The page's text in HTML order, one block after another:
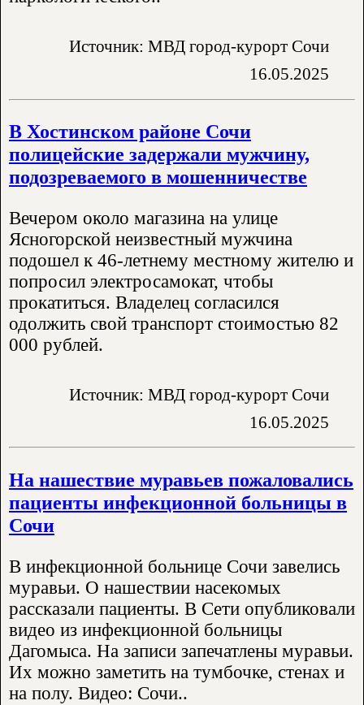
Источник: МВД город-курорт Сочи
16.05.2025
В Хостинском районе Сочи
полицейские задержали мужчину,
подозреваемого в мошенничестве
Вечером около магазина на улице
Ясногорской неизвестный мужчина
подошел к 46-летнему местному жителю и
попросил электросамокат, чтобы
прокатиться. Владелец согласился
одолжить свой транспорт стоимостью 82
000 рублей.
Источник: МВД город-курорт Сочи
16.05.2025
На нашествие муравьев пожаловались
пациенты инфекционной больницы в
Сочи
В инфекционной больнице Сочи завелись
муравьи. О нашествии насекомых
рассказали пациенты. В Сети опубликовали
видео из инфекционной больницы
Дагомыса. На записи запечатлены муравьи.
Их можно заметить на тумбочке, стенах и
на полу. Видео: Сочи..